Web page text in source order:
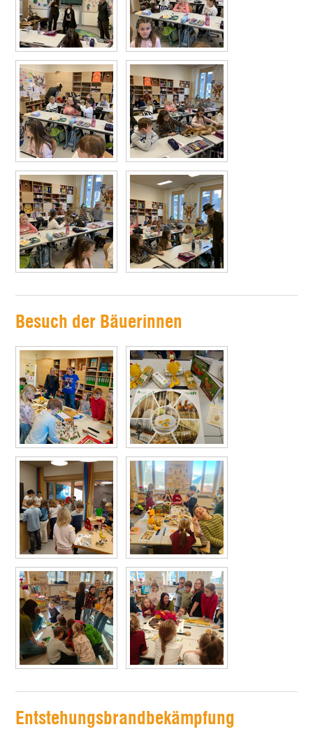
Besuch der Bäuerinnen
Entstehungsbrandbekämpfung